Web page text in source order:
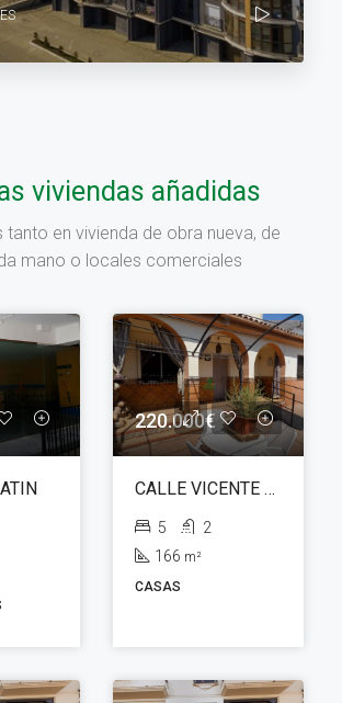
viviendas añadidas
tanto en vivienda de obra nueva, de
mano o locales comerciales
220.000€
CALLE VICENTE ALEIXANDRE
5
2
166 m²
CASAS